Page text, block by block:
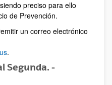
preciso para ello
de Prevención.
un correo electrónico
.
Segunda. -